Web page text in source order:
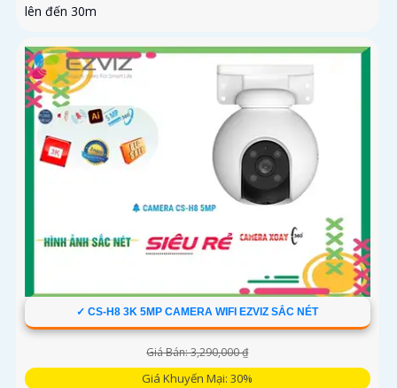
lên đến 30m
✓ CS-H8 3K 5MP CAMERA WIFI EZVIZ SẮC NÉT
Giá Bán: 3,290,000 ₫
Giá Khuyến Mại: 30%